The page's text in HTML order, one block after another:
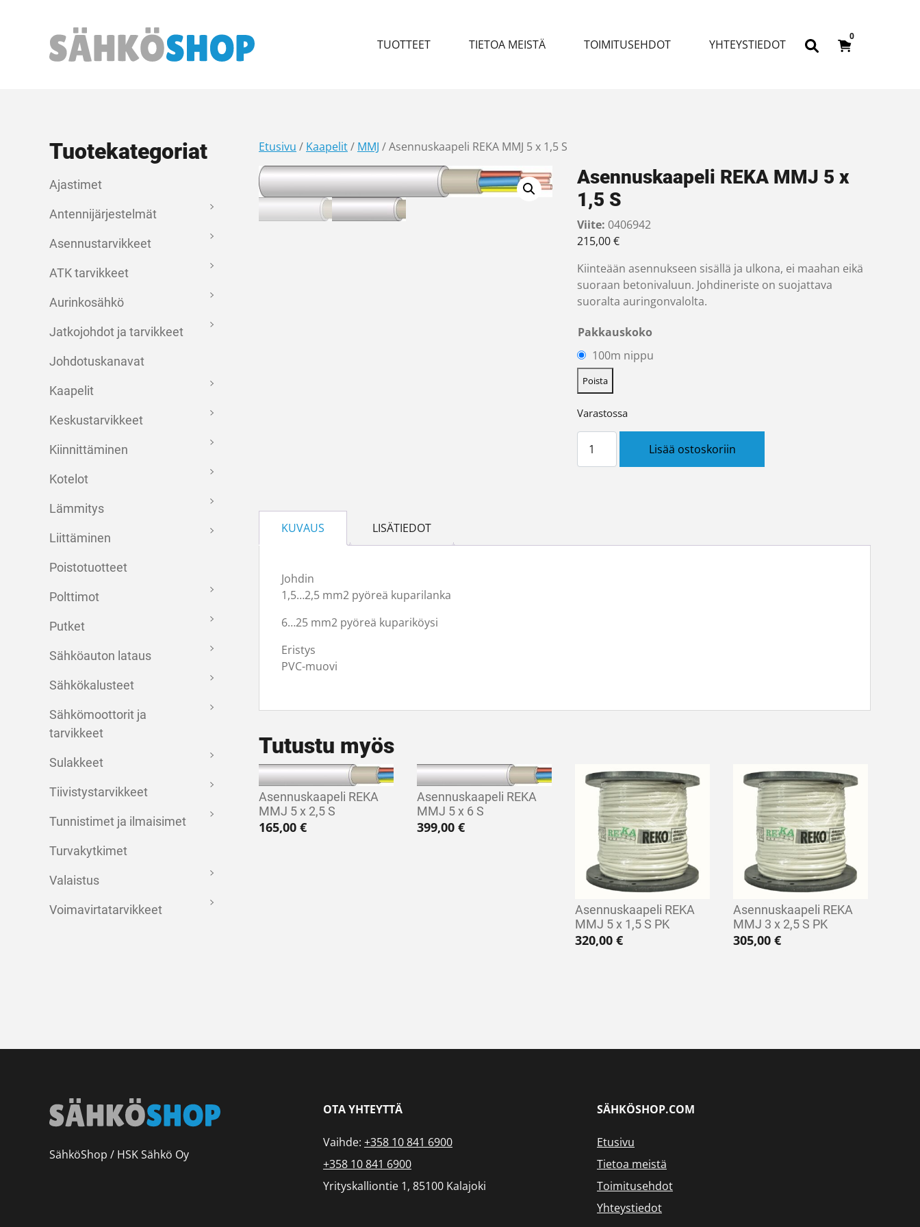
Päävalikko TUOTTEET TIETOA MEISTÄ TOIMITUSEHDOT YHTEYSTIEDOT
0
Tuotekategoriat
Ajastimet
Antennijärjestelmät
Asennustarvikkeet
ATK tarvikkeet
Aurinkosähkö
Jatkojohdot ja tarvikkeet
Johdotuskanavat
Kaapelit
Keskustarvikkeet
Kiinnittäminen
Kotelot
Lämmitys
Liittäminen
Poistotuotteet
Polttimot
Putket
Sähköauton lataus
Sähkökalusteet
Sähkömoottorit ja
tarvikkeet
Sulakkeet
Tiivistystarvikkeet
Tunnistimet ja ilmaisimet
Turvakytkimet
Valaistus
Voimavirtatarvikkeet
Etusivu / Kaapelit/ MMJ / Asennuskaapeli REKA MMJ 5 x 1,5 S
Asennuskaapeli REKA MMJ 5 x
1,5 S
Viite: 0406942
215,00€
Kiinteään asennukseen sisällä ja ulkona, ei maahan eikä
suoraan betonivaluun. Johdineriste on suojattava
suoralta auringonvalolta.
Pakkauskoko
100m nippu
Poista
Varastossa
Lisää ostoskoriin
KUVAUS LISÄTIEDOT
Johdin
1,5…2,5 mm2 pyöreä kuparilanka
6…25 mm2 pyöreä kupariköysi
Eristys
PVC-muovi
Tutustu myös
Asennuskaapeli REKA
MMJ 5 x 2,5 S
165,00 €
Asennuskaapeli REKA
MMJ 5 x 6 S
399,00€
Asennuskaapeli REKA
MMJ 5 x 1,5 S PK
320,00€
Asennuskaapeli REKA
MMJ 3 x 2,5 S PK
305,00€
SähköShop / HSK Sähkö Oy
OTA YHTEYTTÄ
Vaihde: +358 10 841 6900
+358 10 841 6900
Yrityskalliontie 1, 85100 Kalajoki
SÄHKÖSHOP.COM
Etusivu
Tietoa meistä
Toimitusehdot
Yhteystiedot